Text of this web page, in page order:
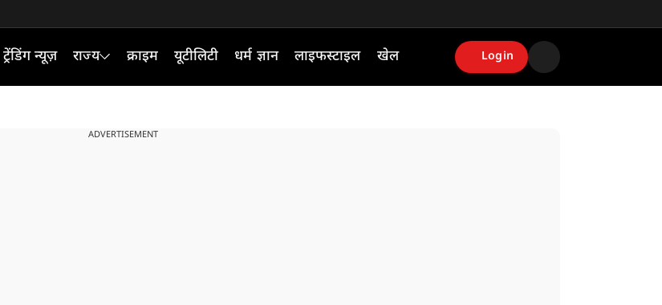
ट्रेंडिंग न्यूज़ राज्य क्राइम यूटीलिटी धर्म ज्ञान लाइफस्टाइल खेल Login
ADVERTISEMENT